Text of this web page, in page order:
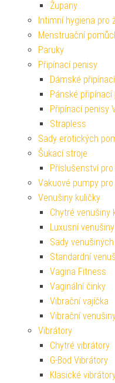
Župany
Intimní hygiena pro
Menstruační
Paruky
Připínací penisy
Dámské
Pánské připínací
Připínací penisy
Strapless
Sady erotických
Šukací stroje
Příslušenství
Vakuové pumpy
Venušiny kuličky
Chytré venušiny
Luxusní
Sady
Standardní
Vagina Fitness
Vaginální činky
Vibrační vajíčka
Vibrační
Vibrátory
Chytré vibrátory
G-Bod Vibrátory
Klasické